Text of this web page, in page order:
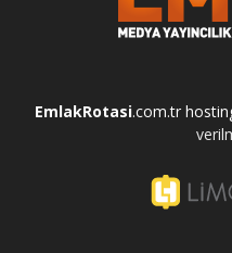
EmlakRotasi.com.tr